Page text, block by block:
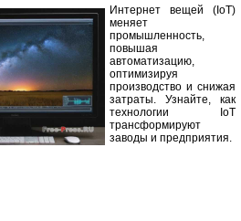
Интернет вещей (IoT)
меняет
промышленность,
повышая
автоматизацию,
оптимизируя
производство и снижая
затраты. Узнайте, как
технологии IoT
трансформируют
заводы и предприятия.